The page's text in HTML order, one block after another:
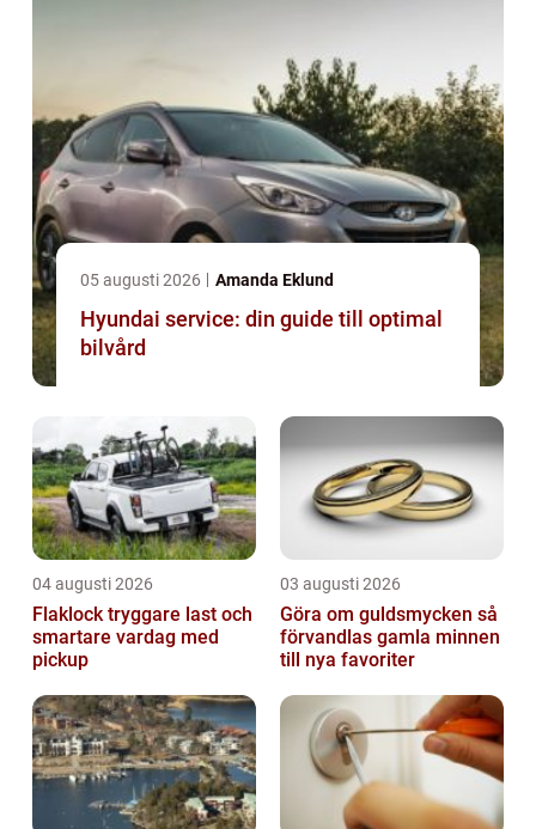
05 augusti 2026 Amanda Eklund
Hyundai service: din guide till optimal
bilvård
04 augusti 2026
Flaklock tryggare last och
smartare vardag med
pickup
03 augusti 2026
Göra om guldsmycken så
förvandlas gamla minnen
till nya favoriter